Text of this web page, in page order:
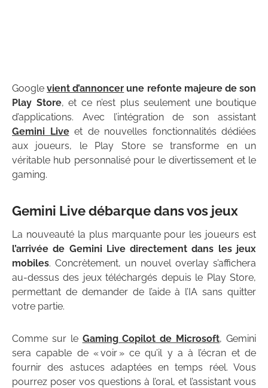
Googlevient d’annoncer une refonte majeure de son
Play Store, et ce n’est plus seulement une boutique
d’applications. Avec l’intégration de son assistant
Gemini Liveet de nouvelles fonctionnalités dédiées
aux joueurs, le Play Store se transforme en un
véritable hub personnalisé pour le divertissement et le
gaming.
Gemini Live débarque dans vos jeux
La nouveauté la plus marquante pour les joueurs est
l’arrivée de Gemini Live directement dans les jeux
mobiles. Concrètement, un nouvel overlay s’affichera
au-dessus des jeux téléchargés depuis le Play Store,
permettant de demander de l’aide à l’IA sans quitter
votre partie.
Comme sur le Gaming Copilot de Microsoft, Gemini
sera capable de « voir » ce qu’il y a à l’écran et de
fournir des astuces adaptées en temps réel. Vous
pourrez poser vos questions à l’oral, et l’assistant vous